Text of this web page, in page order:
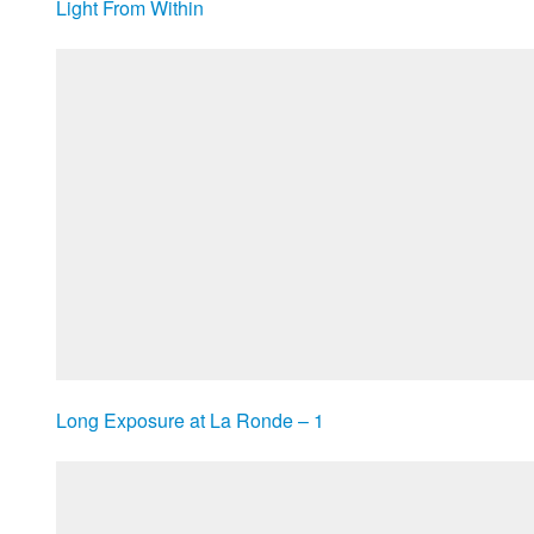
Light From Within
Long Exposure at La Ronde – 1